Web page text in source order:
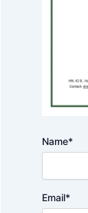
Name*
Email*